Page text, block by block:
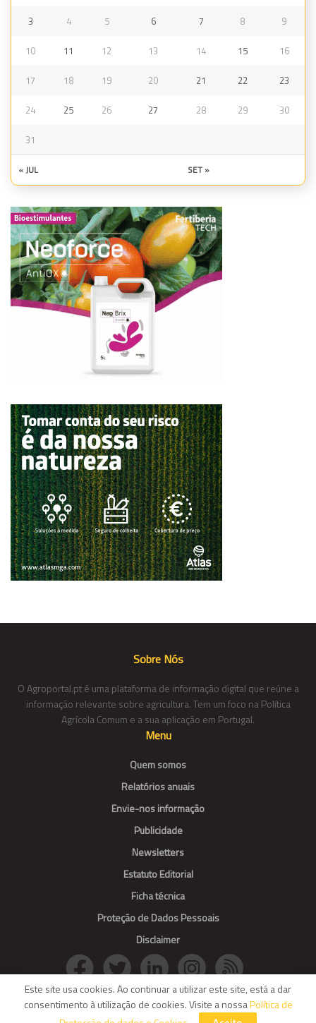
3 4 5 6 7 8 9
10 11 12 13 14 15 16
17 18 19 20 21 22 23
24 25 26 27 28 29 30
31
« JUL SET »
Sobre Nós
O Agroportal.pt é uma plataforma de informação digital que reúne a
informação relevante sobre agricultura. Tem um foco na Política
Agrícola Comum e a sua aplicação em Portugal.
Menu
Quem somos
Relatórios anuais
Envie-nos informação
Publicidade
Newsletters
Estatuto Editorial
Ficha técnica
Proteção de Dados Pessoais
Disclaimer
© Agroportal. All Rights reserved.
Este site usa cookies. Ao continuar a utilizar este site, está a dar
consentimento à utilização de cookies. Visite a nossaPolítica de